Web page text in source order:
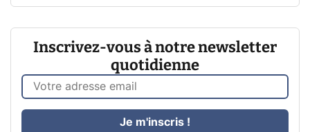
Inscrivez-vous à notre newsletter
quotidienne
Je m'inscris !